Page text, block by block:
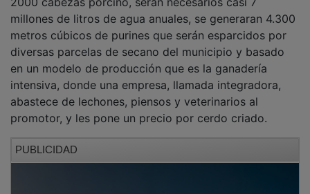
millones de litros de agua anuales, se generaran 4.300
metros cúbicos de purines que serán esparcidos por
diversas parcelas de secano del municipio y basado
en un modelo de producción que es la ganadería
intensiva, donde una empresa, llamada integradora,
abastece de lechones, piensos y veterinarios al
promotor, y les pone un precio por cerdo criado.